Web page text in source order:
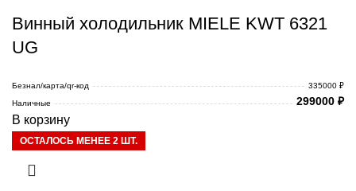
Винный холодильник MIELE KWT 6321
UG
Безнал/карта/qr-код
335000 ₽
Наличные
299000 ₽
В корзину
ОСТАЛОСЬ МЕНЕЕ 2 ШТ.